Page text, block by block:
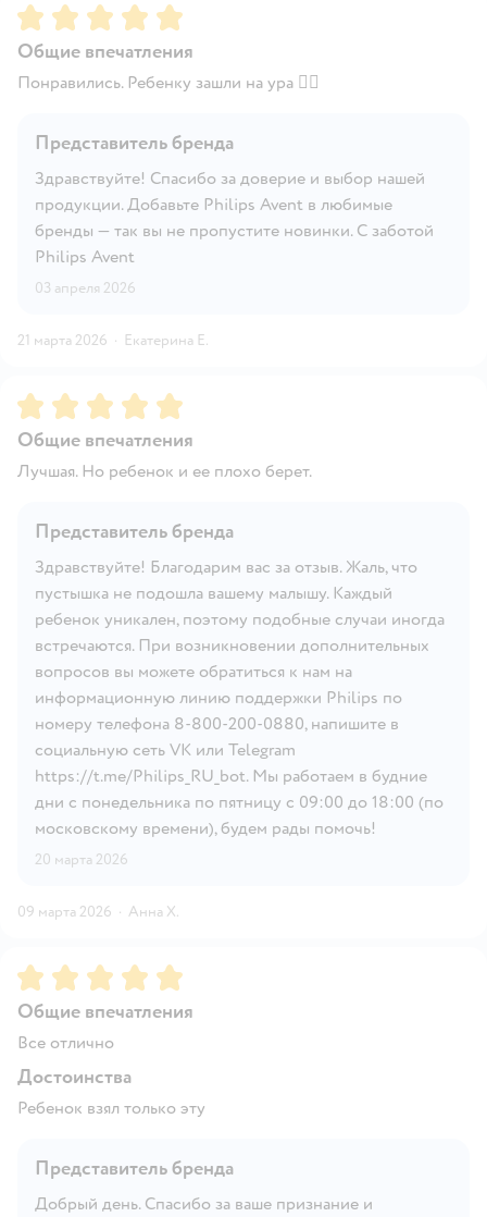
Рейтинг:5
Общие впечатления
Понравились. Ребенку зашли на ура 👍🏼
Представитель бренда
Здравствуйте! Спасибо за доверие и выбор нашей
продукции. Добавьте Philips Avent в любимые
бренды — так вы не пропустите новинки. С заботой
Philips Avent
03 апреля 2026
21 марта 2026 · Екатерина Е.
Рейтинг:5
Общие впечатления
Лучшая. Но ребенок и ее плохо берет.
Представитель бренда
Здравствуйте! Благодарим вас за отзыв. Жаль, что
пустышка не подошла вашему малышу. Каждый
ребенок уникален, поэтому подобные случаи иногда
встречаются. При возникновении дополнительных
вопросов вы можете обратиться к нам на
информационную линию поддержки Philips по
номеру телефона 8-800-200-0880, напишите в
социальную сеть VK или Telegram
https://t.me/Philips_RU_bot. Мы работаем в будние
дни с понедельника по пятницу с 09:00 до 18:00 (по
московскому времени), будем рады помочь!
20 марта 2026
09 марта 2026 · Анна Х.
Рейтинг:5
Общие впечатления
Все отлично
Достоинства
Ребенок взял только эту
Представитель бренда
Добрый день. Спасибо за ваше признание и